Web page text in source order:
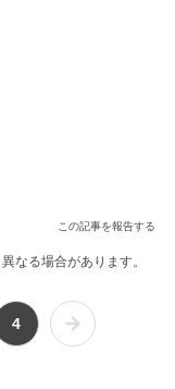
この記事を報告する
なる場合があります。
4